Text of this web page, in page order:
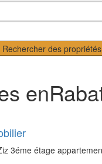
Rechercher des propriétés
3éme étage